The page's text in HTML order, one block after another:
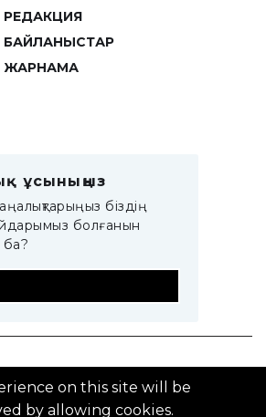
РЕДАКЦИЯ
БАЙЛАНЫСТАР
ЖАРНАМА
ұсыныңыз
біздің
болғанын
ба?
© 2014–2025 ZTB.KZ
on this site will be
by allowing cookies.